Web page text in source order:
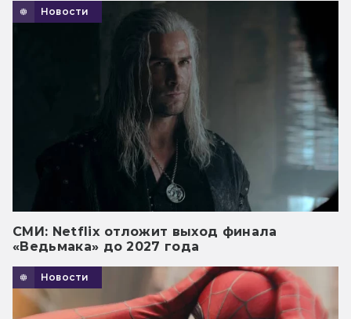
Новости
СМИ: Netflix отложит выход финала
«Ведьмака» до 2027 года
Новости